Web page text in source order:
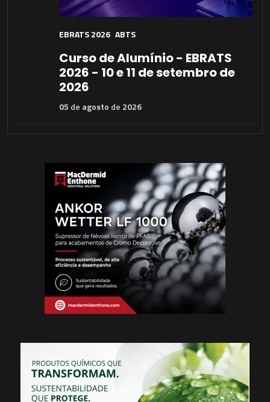
EBRATS 2026 ABTS
Curso de Alumínio - EBRATS
2026 - 10 e 11 de setembro de
2026
05 de agosto de 2026